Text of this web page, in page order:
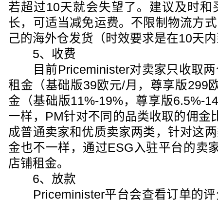
若超过10天就会失望了。建议及时
长，可适当减免运费。不限制物流方
己的海外仓发货（时效要求是在10天
5、收费
目前Priceminister对卖家只收取两
租金（基础版39欧元/月，尊享版299
金（基础版11%-19%，尊享版6.5%-
一样，PM针对不同的品类收取的佣金
成普通卖家和优质卖家两类，针对这
金也不一样，通过ESG入驻平台的卖
店铺租金。
6、放款
Priceminister平台会查看订单的评